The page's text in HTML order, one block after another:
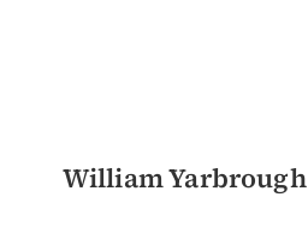
William Yarbrough